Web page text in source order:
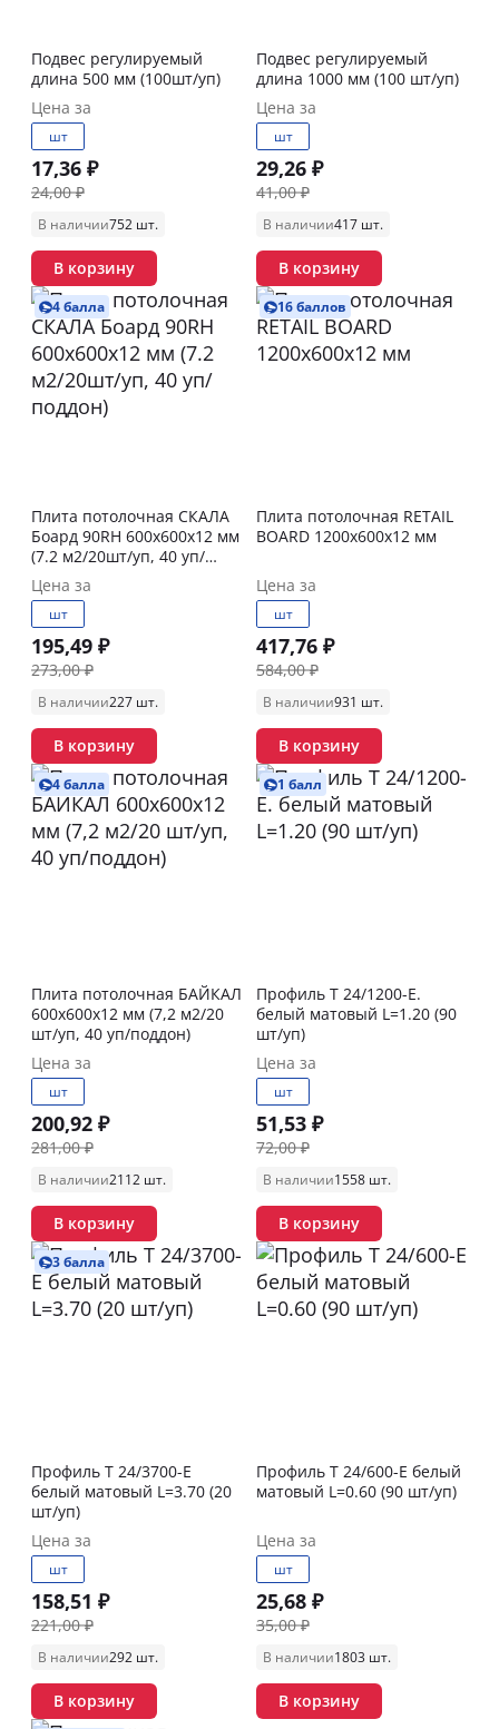
Подвес регулируемый
длина 500 мм (100шт/уп)
Цена за
шт
17,36 ₽
24,00 ₽
В наличии752 шт.
В корзину
Подвес регулируемый
длина 1000 мм (100 шт/уп)
Цена за
шт
29,26 ₽
41,00 ₽
В наличии417 шт.
В корзину
4 балла
Плита потолочная СКАЛА
Боард 90RH 600х600х12 мм
(7.2 м2/20шт/уп, 40 уп/
поддон)
Цена за
шт
195,49 ₽
273,00 ₽
В наличии227 шт.
В корзину
16 баллов
Плита потолочная RETAIL
BOARD 1200х600х12 мм
Цена за
шт
417,76 ₽
584,00 ₽
В наличии931 шт.
В корзину
4 балла
Плита потолочная БАЙКАЛ
600х600х12 мм (7,2 м2/20
шт/уп, 40 уп/поддон)
Цена за
шт
200,92 ₽
281,00 ₽
В наличии2112 шт.
В корзину
1 балл
Профиль T 24/1200-E.
белый матовый L=1.20 (90
шт/уп)
Цена за
шт
51,53 ₽
72,00 ₽
В наличии1558 шт.
В корзину
3 балла
Профиль T 24/3700-E
белый матовый L=3.70 (20
шт/уп)
Цена за
шт
158,51 ₽
221,00 ₽
В наличии292 шт.
В корзину
Профиль T 24/600-E белый
матовый L=0.60 (90 шт/уп)
Цена за
шт
25,68 ₽
35,00 ₽
В наличии1803 шт.
В корзину